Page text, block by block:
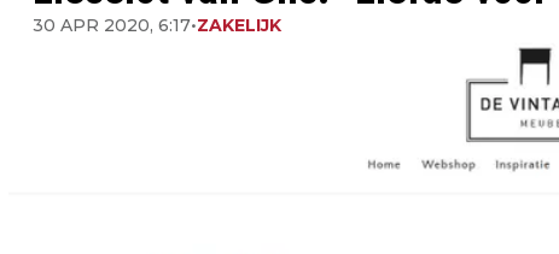
30 APR 2020, 6:17•ZAKELIJK